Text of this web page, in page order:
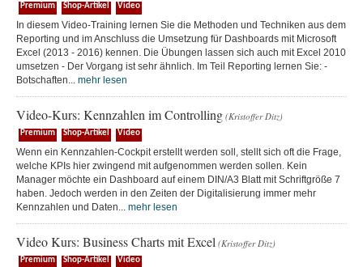
Premium Shop-Artikel Video
In diesem Video-Training lernen Sie die Methoden und Techniken aus dem
Reporting und im Anschluss die Umsetzung für Dashboards mit Microsoft
Excel (2013 - 2016) kennen. Die Übungen lassen sich auch mit Excel 2010
umsetzen - Der Vorgang ist sehr ähnlich. Im Teil Reporting lernen Sie: -
Botschaften... mehr lesen
Video-Kurs: Kennzahlen im Controlling (Kristoffer Ditz)
Premium Shop-Artikel Video
Wenn ein Kennzahlen-Cockpit erstellt werden soll, stellt sich oft die Frage,
welche KPIs hier zwingend mit aufgenommen werden sollen. Kein
Manager möchte ein Dashboard auf einem DIN/A3 Blatt mit Schriftgröße 7
haben. Jedoch werden in den Zeiten der Digitalisierung immer mehr
Kennzahlen und Daten... mehr lesen
Video Kurs: Business Charts mit Excel (Kristoffer Ditz)
Premium Shop-Artikel Video